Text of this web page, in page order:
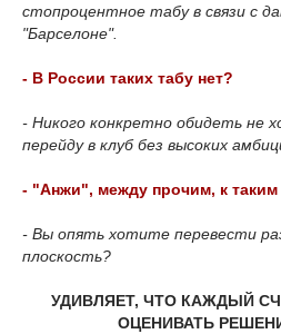
стопроцентное табу в связи с
"Барселоне".
- В России таких табу нет?
- Никого конкретно обидеть не
перейду в клуб без высоких
- "Анжи", между прочим, к таким
- Вы опять хотите перевести
плоскость?
УДИВЛЯЕТ, ЧТО КАЖДЫЙ
ОЦЕНИВАТЬ